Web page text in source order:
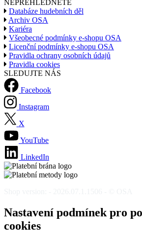
NEPŘEHLÉDNĚTE
Databáze hudebních děl
Archiv OSA
Kariéra
Všeobecné podmínky e-shopu OSA
Licenční podmínky e-shopu OSA
Pravidla ochrany osobních údajů
Pravidla cookies
SLEDUJTE NÁS
Facebook
Instagram
X
YouTube
LinkedIn
Nastavení podmínek pro
cookies